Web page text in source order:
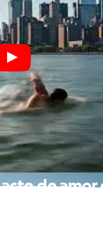
de amor